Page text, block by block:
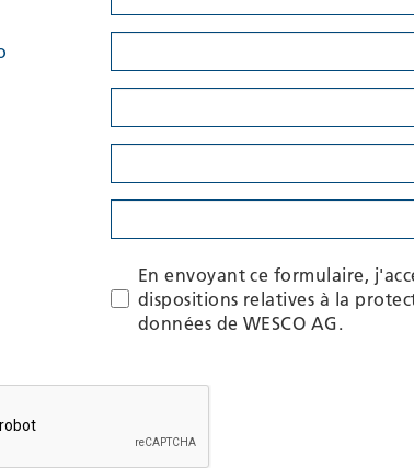
En envoyant ce formulaire,
dispositions relatives à la
données de WESCO AG.